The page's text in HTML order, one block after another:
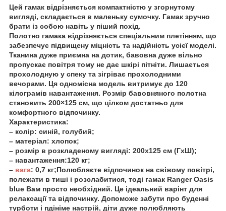
Цей гамак відрізняється компактністю у згорнутому
вигляді, складається в маленьку сумочку. Гамак зручно
брати із собою навіть у піший похід.
Полотно гамака відрізняється спеціальним плетінням, що
забезпечує підвищену міцність та надійність усієї моделі.
Тканина дуже приємна на дотик, бавовна дуже вільно
пропускає повітря тому не дає шкірі пітніти. Лишається
прохолодную у спеку та зігріває прохолодними
вечорами. Ця одномісна модель витримує до 120
кілограмів навантаження. Розмір бавовняного полотна
становить 200×125 см, що цілком достатньо для
комфортного відпочинку.
Характеристика:
– колір: синій, голубий;
– матеріал: хлопок;
– розмір в розкладеному вигляді: 200х125 см (ГхШ);
– навантаження:120 кг;
– вага: 0,7 кг;Полюбляєте відпочинок на свіжому повітрі,
полежати в тиші і розслабитися, тоді гамак Ranger Oasis
blue Вам просто необхідний. Це ідеальний варінт для
релаксації та відпочинку. Допоможе забути про буденні
турботи і пдініме настрій, діти дуже полюбляють